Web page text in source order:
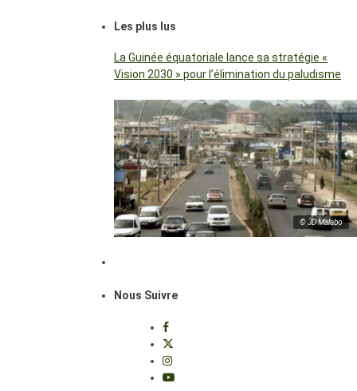
Les plus lus
La Guinée équatoriale lance sa stratégie «
Vision 2030 » pour l’élimination du paludisme
© JD Malabo
Nous Suivre